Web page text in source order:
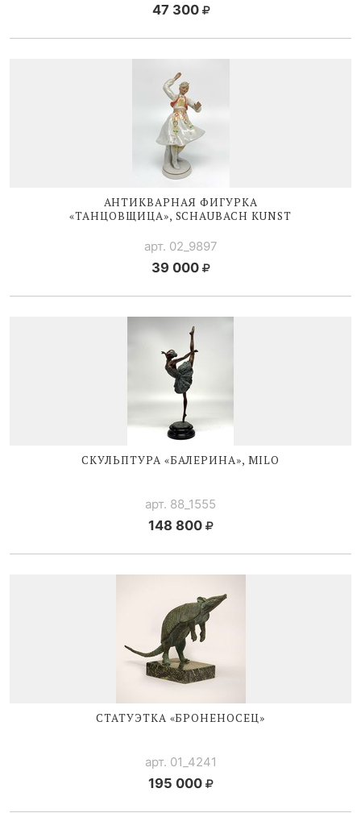
47 300
АНТИКВАРНАЯ ФИГУРКА
«ТАНЦОВЩИЦА», SCHAUBACH KUNST
арт. 02_9897
39 000
СКУЛЬПТУРА «БАЛЕРИНА», MILO
арт. 88_1555
148 800
СТАТУЭТКА «БРОНЕНОСЕЦ»
арт. 01_4241
195 000